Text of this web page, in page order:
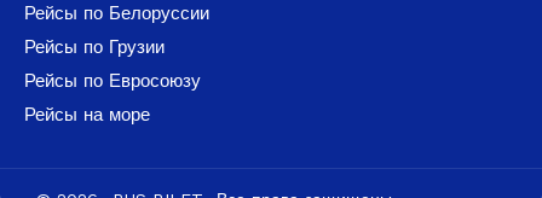
Рейсы по Белоруссии
Рейсы по Грузии
Рейсы по Евросоюзу
Рейсы на море